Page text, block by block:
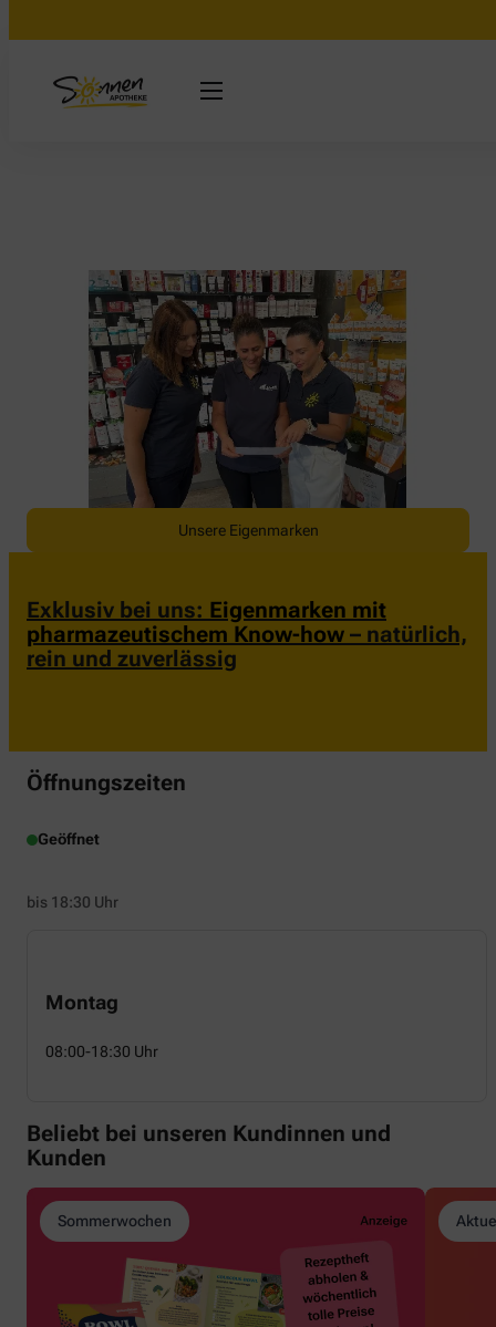
Unsere Eigenmarken
Exklusiv bei uns: Eigenmarken mit
pharmazeutischem Know-how – natürlich,
rein und zuverlässig
Öffnungszeiten
Geöffnet
bis 18:30 Uhr
Montag
08:00-18:30 Uhr
Beliebt bei unseren Kundinnen und
Kunden
Sommerwochen